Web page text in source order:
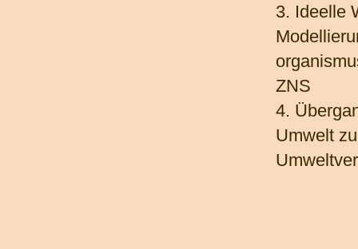
3. Ideelle
ZNS
4.
Umwelt